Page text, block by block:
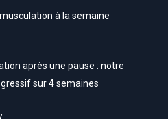
à la semaine
après une pause : notre
sur 4 semaines